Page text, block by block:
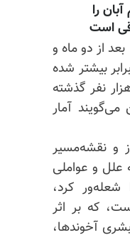
را
است
از دو ماه و
آمار قربانیان کرونا ۲۲برابر بیشتر شده
تأسف از مرز ۴۴هزار نفر گذشته
آمار
و نقشه‌مسیر
علل و عواملی
عظیم آبان۹۸ را شعله‌ور کرد،
که بر اثر
آخوندها،